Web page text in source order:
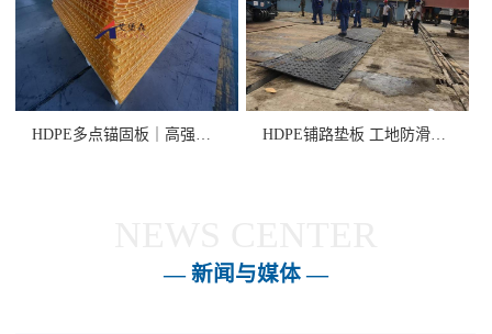
— 新闻与媒体 —